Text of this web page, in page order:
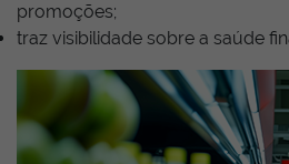
promoções;
traz visibilidade sobre a saúde